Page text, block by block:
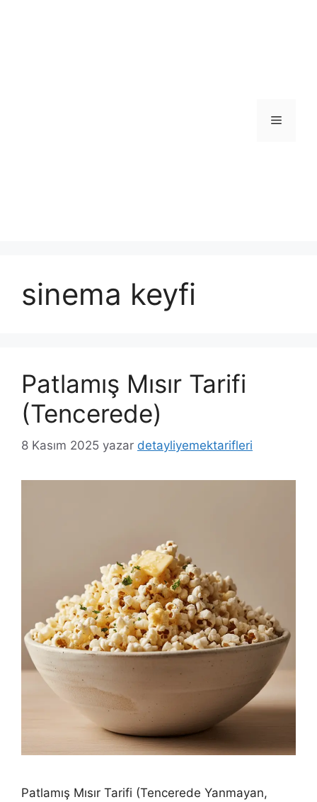
Menü
sinema keyfi
Patlamış Mısır Tarifi
(Tencerede)
8 Kasım 2025 yazar detayliyemektarifleri
Patlamış Mısır Tarifi (Tencerede Yanmayan,